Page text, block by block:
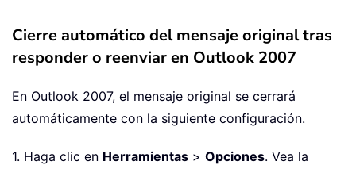
Cierre automático del mensaje original tras
responder o reenviar en Outlook 2007
En Outlook 2007, el mensaje original se cerrará
automáticamente con la siguiente configuración.
1. Haga clic en Herramientas > Opciones. Vea la